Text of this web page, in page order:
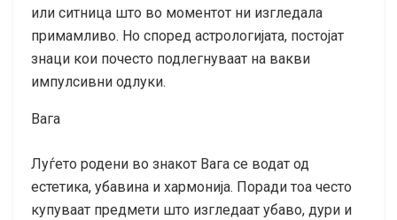
или ситница што во моментот ни изгледала
примамливо. Но според астрологијата, постојат
знаци кои почесто подлегнуваат на вакви
импулсивни одлуки.
Вага
Луѓето родени во знакот Вага се водат од
естетика, убавина и хармонија. Поради тоа често
купуваат предмети што изгледаат убаво, дури и